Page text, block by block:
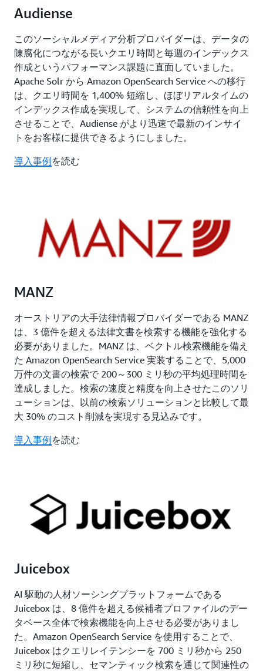
Audiense
このソーシャルメディア分析プロバイダーは、データの
陳腐化につながる長いクエリ時間と毎週のインデックス
作成というパフォーマンス課題に直面していました。
Apache Solr から Amazon OpenSearch Service への移行
は、クエリ時間を 1,400% 短縮し、ほぼリアルタイムの
インデックス作成を実現して、システムの信頼性を向上
させることで、Audiense がより迅速で最新のインサイ
トをお客様に提供できるようにしました。
導入事例を読む
MANZ
オーストリアの大手法律情報プロバイダーである MANZ
は、3 億件を超える法律文書を検索する機能を強化する
必要がありました。MANZ は、ベクトル検索機能を備え
た Amazon OpenSearch Service 実装することで、5,000
万件の文書の検索で 200～300 ミリ秒の平均処理時間を
達成しました。検索の速度と精度を向上させたこのソリ
ューションは、以前の検索ソリューションと比較して最
大 30% のコスト削減を実現する見込みです。
導入事例を読む
Juicebox
AI 駆動の人材ソーシングプラットフォームである
Juicebox は、8 億件を超える候補者プロファイルのデー
タベース全体で検索機能を向上させる必要がありまし
た。Amazon OpenSearch Service を使用することで、
Juicebox はクエリレイテンシーを 700 ミリ秒から 250
ミリ秒に短縮し、セマンティック検索を通じて関連性の